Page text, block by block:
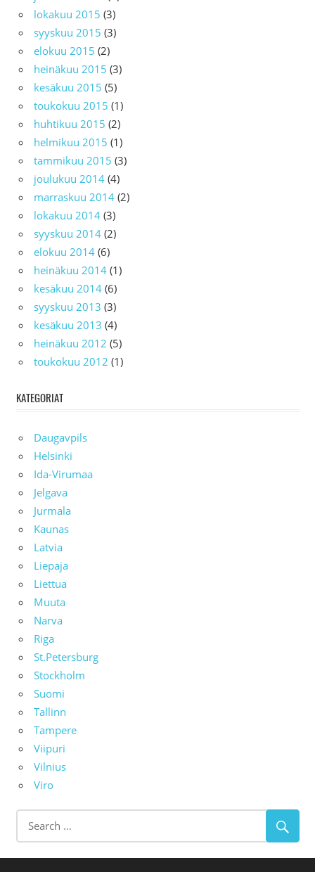
lokakuu 2015 (3)
syyskuu 2015 (3)
elokuu 2015 (2)
heinäkuu 2015 (3)
kesäkuu 2015 (5)
toukokuu 2015 (1)
huhtikuu 2015 (2)
helmikuu 2015 (1)
tammikuu 2015 (3)
joulukuu 2014 (4)
marraskuu 2014 (2)
lokakuu 2014 (3)
syyskuu 2014 (2)
elokuu 2014 (6)
heinäkuu 2014 (1)
kesäkuu 2014 (6)
syyskuu 2013 (3)
kesäkuu 2013 (4)
heinäkuu 2012 (5)
toukokuu 2012 (1)
KATEGORIAT
Daugavpils
Helsinki
Ida-Virumaa
Jelgava
Jurmala
Kaunas
Latvia
Liepaja
Liettua
Muuta
Narva
Riga
St.Petersburg
Stockholm
Suomi
Tallinn
Tampere
Viipuri
Vilnius
Viro